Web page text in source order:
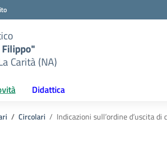
Carità (NA)
Didattica
Circolari Indicazioni sull’ordine d’uscita